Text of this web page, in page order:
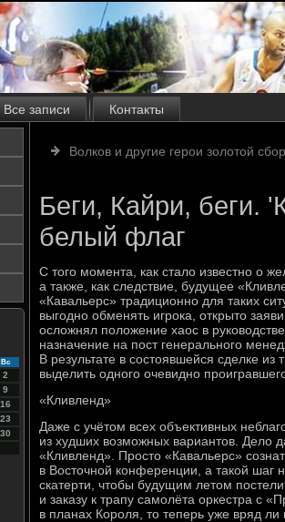
Все записи Контакты
Вс
2
9
16
23
30
Волков и другие герои золотой
Беги, Кайри, беги.
белый флаг
С того момента, как стало известно о
а также, как следствие, будущее
«Кавальерс» традиционно для таких
выгодно обменять игрока, открыто
осложнял положение хаос в
назначение на пост генерального
В результате в состоявшейся сделке
выделить одного очевидно
«Кливленд»
Даже с учётом всех объективных
из худших возможных вариантов. Дело
«Кливленд». Просто «Кавальерс»
в Восточной конференции, а такой шаг
скатерти, чтобы будущим летом
и заказу к трапу самолёта оркестра с
в планах Короля, то теперь уже вряд